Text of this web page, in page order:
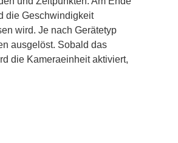
die Geschwindigkeit
wird. Je nach Gerätetyp
ausgelöst. Sobald das
die Kameraeinheit aktiviert,